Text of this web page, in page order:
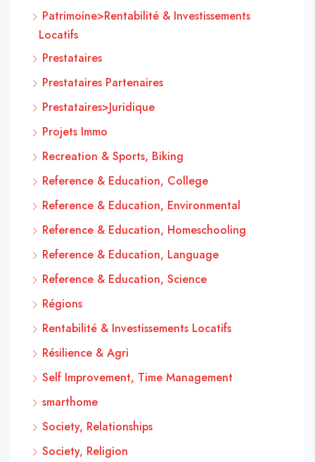
Patrimoine>Rentabilité & Investissements
Locatifs
Prestataires
Prestataires Partenaires
Prestataires>Juridique
Projets Immo
Recreation & Sports, Biking
Reference & Education, College
Reference & Education, Environmental
Reference & Education, Homeschooling
Reference & Education, Language
Reference & Education, Science
Régions
Rentabilité & Investissements Locatifs
Résilience & Agri
Self Improvement, Time Management
smarthome
Society, Relationships
Society, Religion